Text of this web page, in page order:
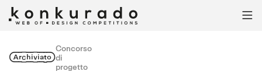

Archiviato
Concorso
di
progetto